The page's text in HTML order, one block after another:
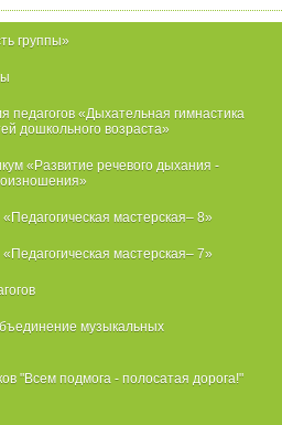
группы»
педагогов «Дыхательная гимнастика
дошкольного возраста»
«Развитие речевого дыхания -
мастерская– 8»
мастерская– 7»
музыкальных
"Всем подмога - полосатая дорога!"